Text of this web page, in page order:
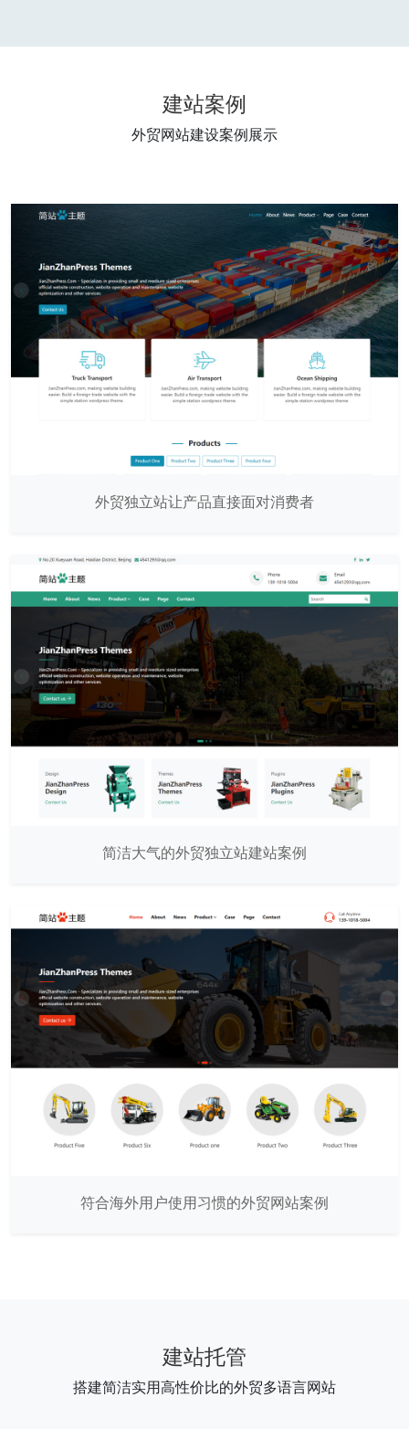
建站案例
外贸网站建设案例展示
外贸独立站让产品直接面对消费者
简洁大气的外贸独立站建站案例
符合海外用户使用习惯的外贸网站案例
建站托管
搭建简洁实用高性价比的外贸多语言网站